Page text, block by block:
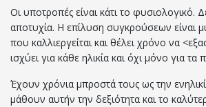
Οι υποτροπές είναι κάτι το φυσιολογικό.
αποτυχία. Η επίλυση συγκρούσεων είναι
που καλλιεργείται και θέλει χρόνο να
ισχύει για κάθε ηλικία και όχι μόνο για τα
Έχουν χρόνια μπροστά τους ως την
μάθουν αυτήν την δεξιότητα και το